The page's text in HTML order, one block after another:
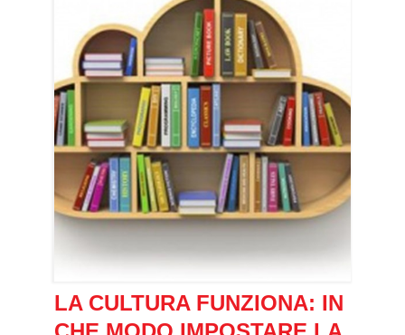
LA CULTURA FUNZIONA: IN